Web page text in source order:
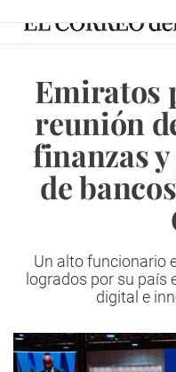
Emiratos
reunión
finanzas
de
Un alto funcionario
logrados por su país
digital e